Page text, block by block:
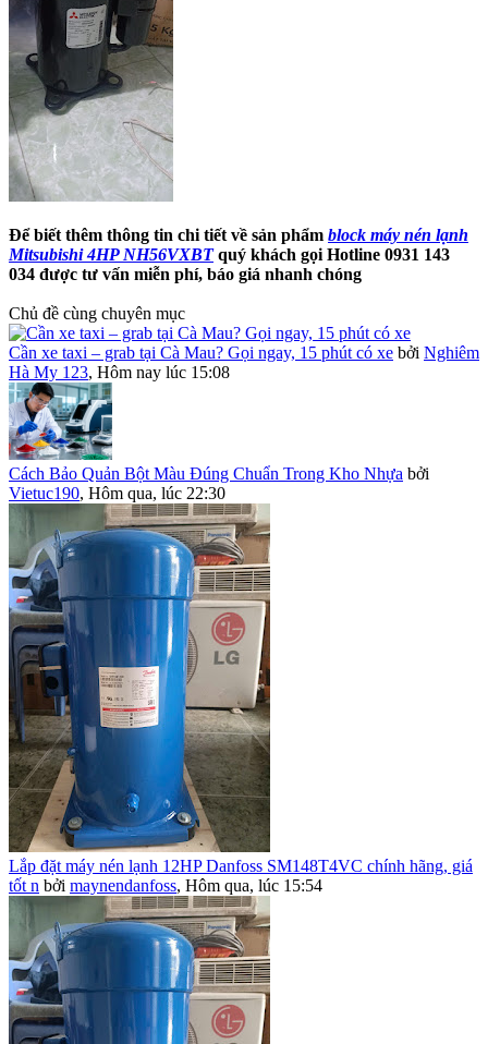
Để biết thêm thông tin chi tiết về sản phẩm block máy nén lạnh
Mitsubishi 4HP NH56VXBTquý khách gọi Hotline 0931 143
034 được tư vấn miễn phí, báo giá nhanh chóng
Chủ đề cùng chuyên mục
Cần xe taxi – grab tại Cà Mau? Gọi ngay, 15 phút có xe bởi Nghiêm
Hà My 123, Hôm nay lúc 15:08
Cách Bảo Quản Bột Màu Đúng Chuẩn Trong Kho Nhựa bởi
Vietuc190, Hôm qua, lúc 22:30
Lắp đặt máy nén lạnh 12HP Danfoss SM148T4VC chính hãng, giá
tốt n bởi maynendanfoss, Hôm qua, lúc 15:54